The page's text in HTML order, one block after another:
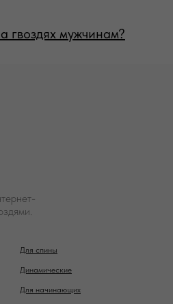
гвоздях мужчинам?
Для спины
Динамические
Для начинающих